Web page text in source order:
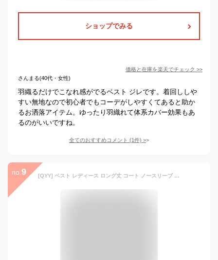
ショップでみる
価格と在庫を楽天でチェック >>
さんまる(40代・女性)
羽織るだけでこなれ感がでるベスト ジレです。着回ししや
すい無地なので初心者でもコーデがしやすくてあると助か
るお洒落アイテム。ゆったり羽織れて体系カバー効果もあ
るのがいいですね。
全てのおすすめコメント (1件) >
no. 9 [QYY] ベスト レディース ロング丈 コート ノースリーブ ゆったり ジレベスト 綿 カジュアル チョッキ 無地 おしゃれ トレンチコート 春(Zカーキ)